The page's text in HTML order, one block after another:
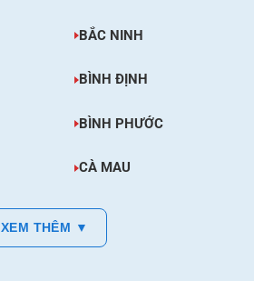
BẮC NINH
BÌNH ĐỊNH
BÌNH PHƯỚC
CÀ MAU
XEM THÊM ▼